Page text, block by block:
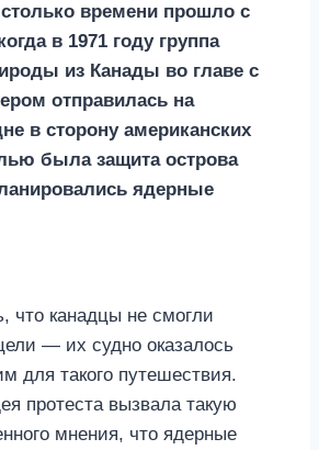
времени прошло с
в 1971 году группа
из Канады во главе с
отправилась на
в сторону американских
была защита острова
ядерные
что канадцы не смогли
— их судно оказалось
для такого путешествия.
протеста вызвала такую
мнения, что ядерные